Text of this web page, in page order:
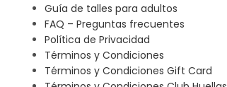
Guía de talles para adultos
FAQ – Preguntas frecuentes
Política de Privacidad
Términos y Condiciones
Términos y Condiciones Gift Card